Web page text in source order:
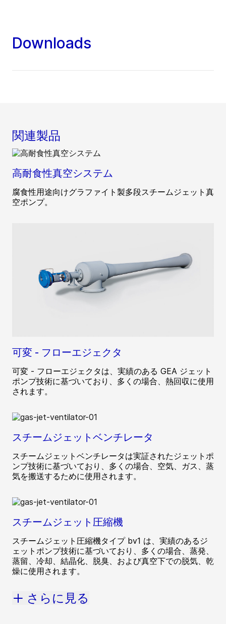
Downloads
関連製品
高耐食性真空システム
腐食性用途向けグラファイト製多段スチームジェット真
空ポンプ。
可変 - フローエジェクタ
可変 - フローエジェクタは、実績のある GEA ジェット
ポンプ技術に基づいており、多くの場合、熱回収に使用
されます。
スチームジェットベンチレータ
スチームジェットベンチレータは実証されたジェットポ
ンプ技術に基づいており、多くの場合、空気、ガス、蒸
気を搬送するために使用されます。
スチームジェット圧縮機
スチームジェット圧縮機タイプ bv1 は、実績のあるジ
ェットポンプ技術に基づいており、多くの場合、蒸発、
蒸留、冷却、結晶化、脱臭、および真空下での脱気、乾
燥に使用されます。
さらに見る